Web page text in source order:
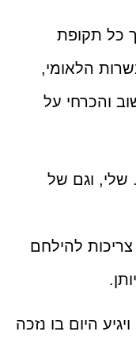
כל תקופת
הלאומי,
והכרחי על
שלי, וגם של
להילחם
היום בו נזכה